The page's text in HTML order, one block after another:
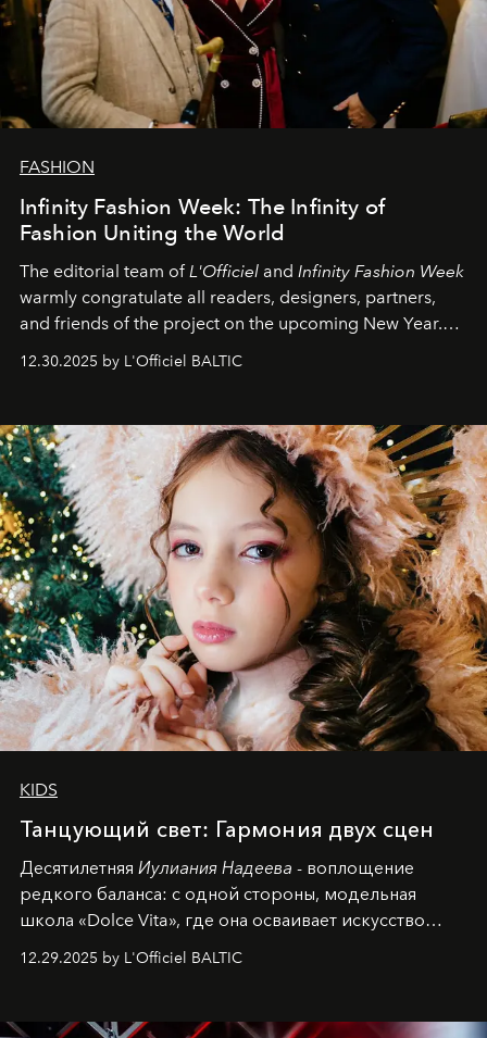
FASHION
Infinity Fashion Week: The Infinity of
Fashion Uniting the World
The editorial team ofL'Officiel and Infinity Fashion Week
warmly congratulate all readers, designers, partners,
and friends of the project on the upcoming New Year.
May 2026 bring growth, inspiration, bold ideas, and new
achievements.
12.30.2025 by L'Officiel BALTIC
KIDS
Танцующий свет: Гармония двух сцен
Десятилетняя Иулиания Надеева - воплощение
редкого баланса: с одной стороны, модельная
школа «Dolce Vita», где она осваивает искусство
позы и образа, с другой - подготовительная
балетная студия при хореографическом училище,
танцевального пути за плечами.
12.29.2025 by L'Officiel BALTIC